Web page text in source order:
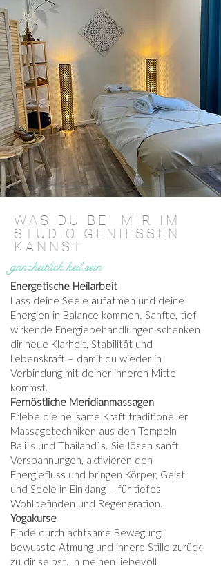
WAS DU BEI MIR IM
STUDIO GENIESSEN
KANNST
ganzheitlich.heil.sein
Energetische Heilarbeit
Lass deine Seele aufatmen und deine
Energien in Balance kommen. Sanfte, tief
wirkende Energiebehandlungen schenken
dir neue Klarheit, Stabilität und
Lebenskraft – damit du wieder in
Verbindung mit deiner inneren Mitte
kommst.
Fernöstliche Meridianmassagen
Erlebe die heilsame Kraft traditioneller
Massagetechniken aus den Tempeln
Bali`s und Thailand`s. Sie lösen sanft
Verspannungen, aktivieren den
Energiefluss und bringen Körper, Geist
und Seele in Einklang – für tiefes
Wohlbefinden und Regeneration.
Yogakurse
Finde durch achtsame Bewegung,
bewusste Atmung und innere Stille zurück
zu dir selbst. In meinen liebevoll